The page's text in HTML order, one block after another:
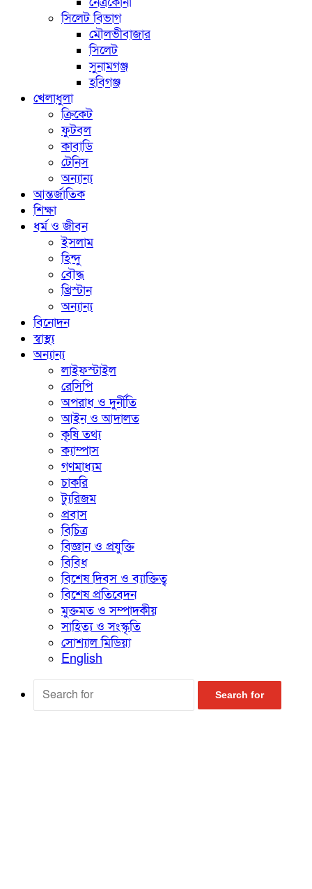
সিলেট বিভাগ
মৌলভীবাজার
সিলেট
সুনামগঞ্জ
হবিগঞ্জ
খেলাধুলা
ক্রিকেট
ফুটবল
কাবাডি
টেনিস
অন্যান্য
আন্তর্জাতিক
শিক্ষা
ধর্ম ও জীবন
ইসলাম
হিন্দু
বৌদ্ধ
খ্রিস্টান
অন্যান্য
বিনোদন
স্বাস্থ্য
অন্যান্য
লাইফস্টাইল
রেসিপি
অপরাধ ও দুর্নীতি
আইন ও আদালত
কৃষি তথ্য
ক্যাম্পাস
গণমাধ্যম
চাকরি
ট্যুরিজম
প্রবাস
বিচিত্র
বিজ্ঞান ও প্রযুক্তি
বিবিধ
বিশেষ দিবস ও ব্যাক্তিত্ব
বিশেষ প্রতিবেদন
মুক্তমত ও সম্পাদকীয়
সাহিত্য ও সংস্কৃতি
সোশ্যাল মিডিয়া
English
Search for